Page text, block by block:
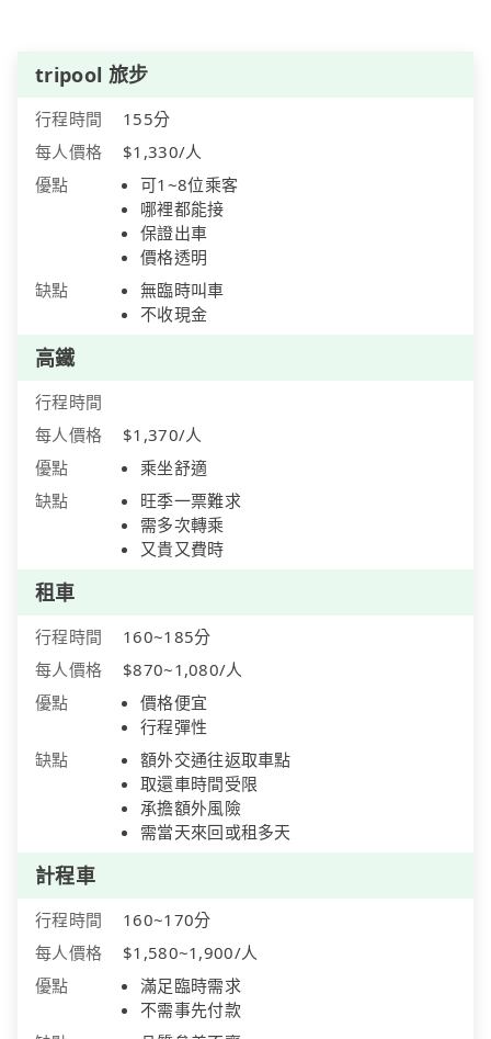
tripool 旅步
行程時間
155分
每人價格
$1,330/人
優點
可1~8位乘客
哪裡都能接
保證出車
價格透明
缺點
無臨時叫車
不收現金
高鐵
行程時間
每人價格
$1,370/人
優點
乘坐舒適
缺點
旺季一票難求
需多次轉乘
又貴又費時
租車
行程時間
160~185分
每人價格
$870~1,080/人
優點
價格便宜
行程彈性
缺點
額外交通往返取車點
取還車時間受限
承擔額外風險
需當天來回或租多天
計程車
行程時間
160~170分
每人價格
$1,580~1,900/人
優點
滿足臨時需求
不需事先付款